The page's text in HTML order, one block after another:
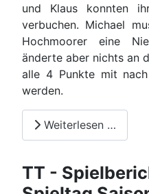
und Klaus konnten
verbuchen. Michael
Hochmoorer eine
änderte aber nichts an
alle 4 Punkte mit
werden.
Weiterlesen …
TT -